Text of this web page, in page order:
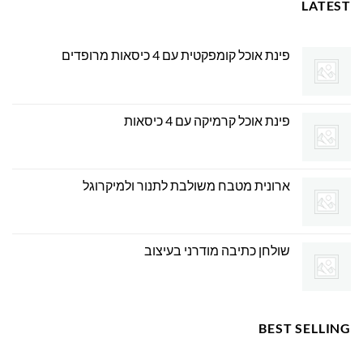
LATEST
פינת אוכל קומפקטית עם 4 כיסאות מרופדים
פינת אוכל קרמיקה עם 4 כיסאות
ארונית מטבח משולבת לתנור ולמיקרוגל
שולחן כתיבה מודרני בעיצוב
BEST SELLING